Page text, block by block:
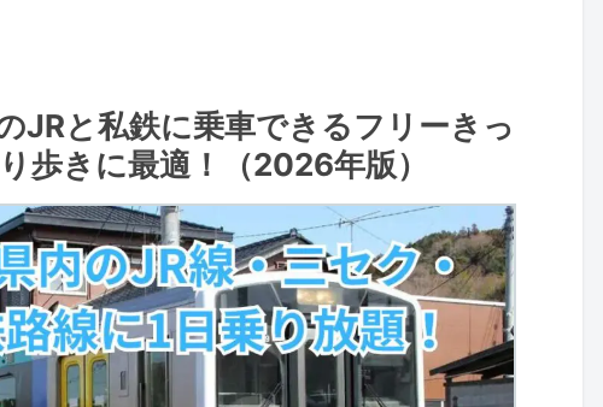
JRと私鉄に乗車できるフリーきっ
歩きに最適！（2026年版）